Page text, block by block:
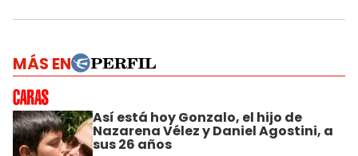
MÁS EN
Así está hoy Gonzalo, el hijo de
Nazarena Vélez y Daniel Agostini, a
sus 26 años